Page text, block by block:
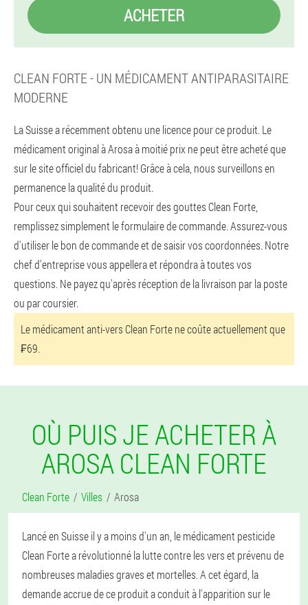
ACHETER
CLEAN FORTE - UN MÉDICAMENT ANTIPARASITAIRE
MODERNE
La Suisse a récemment obtenu une licence pour ce produit. Le
médicament original à Arosa à moitié prix ne peut être acheté que
sur le site officiel du fabricant! Grâce à cela, nous surveillons en
permanence la qualité du produit.
Pour ceux qui souhaitent recevoir des gouttes Clean Forte,
remplissez simplement le formulaire de commande. Assurez-vous
d'utiliser le bon de commande et de saisir vos coordonnées. Notre
chef d'entreprise vous appellera et répondra à toutes vos
questions. Ne payez qu'après réception de la livraison par la poste
ou par coursier.
Le médicament anti-vers Clean Forte ne coûte actuellement que
₣69.
OÙ PUIS JE ACHETER À
AROSA CLEAN FORTE
Clean Forte Villes Arosa
Lancé en Suisse il y a moins d'un an, le médicament pesticide
Clean Forte a révolutionné la lutte contre les vers et prévenu de
nombreuses maladies graves et mortelles. A cet égard, la
demande accrue de ce produit a conduit à l'apparition sur le